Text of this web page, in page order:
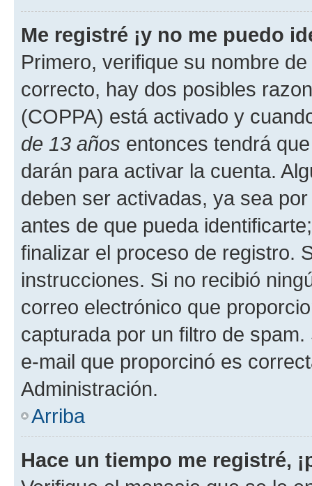
Me registré ¡y no me puedo
Primero, verifique su nombre
correcto, hay dos posibles
(COPPA) está activado y
de 13 años entonces tendrá
darán para activar la cuenta.
deben ser activadas, ya sea
antes de que pueda
finalizar el proceso de registro.
instrucciones. Si no recibió
correo electrónico que
capturada por un filtro de
e-mail que proporcinó es
Administración.
Arriba
Hace un tiempo me registré,